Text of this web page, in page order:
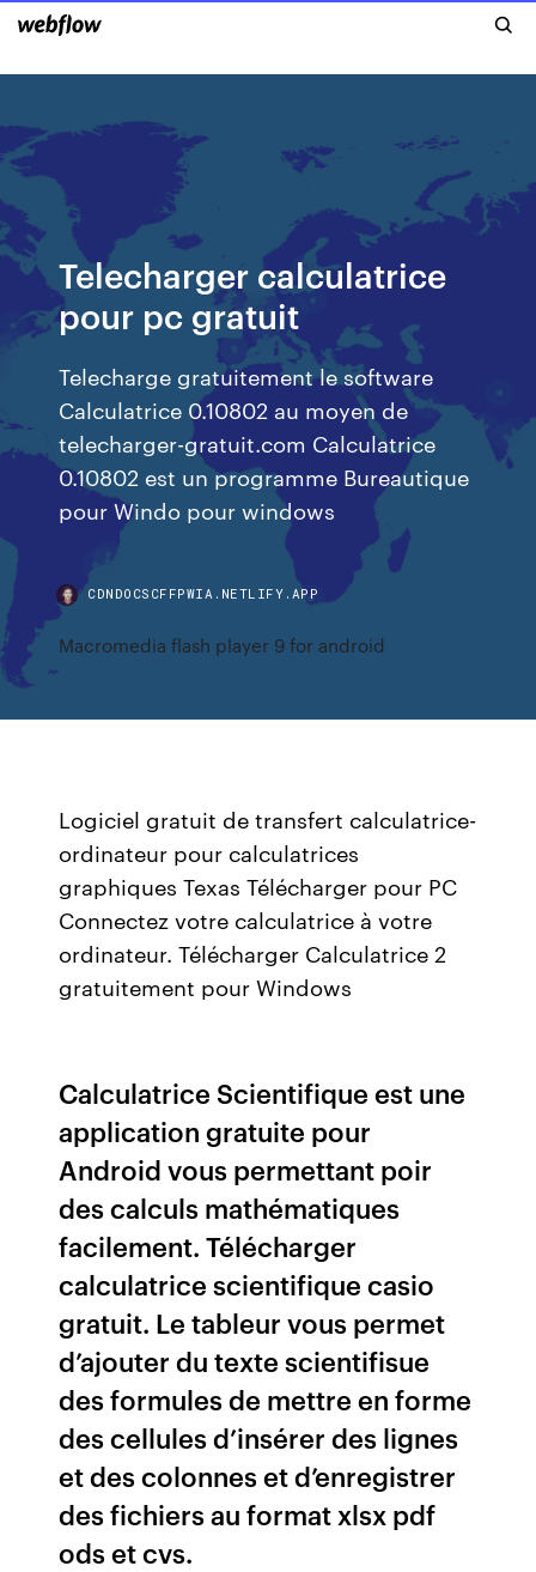
Telecharger calculatrice
pour pc gratuit
Telecharge gratuitement le software
Calculatrice 0.10802 au moyen de
telecharger-gratuit.com Calculatrice
0.10802 est un programme Bureautique
pour Windo pour windows
CDNDOCSCFFPWIA.NETLIFY.APP
Macromedia flash player 9 for android
Logiciel gratuit de transfert calculatrice-
ordinateur pour calculatrices
graphiques Texas Télécharger pour PC
Connectez votre calculatrice à votre
ordinateur. Télécharger Calculatrice 2
gratuitement pour Windows
Calculatrice Scientifique est une
application gratuite pour
Android vous permettant poir
des calculs mathématiques
facilement. Télécharger
calculatrice scientifique casio
gratuit. Le tableur vous permet
d’ajouter du texte scientifisue
des formules de mettre en forme
des cellules d’insérer des lignes
et des colonnes et d’enregistrer
des fichiers au format xlsx pdf
ods et cvs.